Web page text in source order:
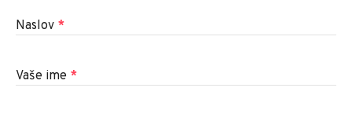
Naslov *
Vaše ime *